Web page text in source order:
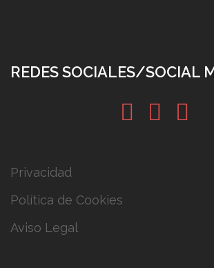
REDES SOCIALES/SOCIAL
Privacidad
Política de Cookies
Aviso Legal